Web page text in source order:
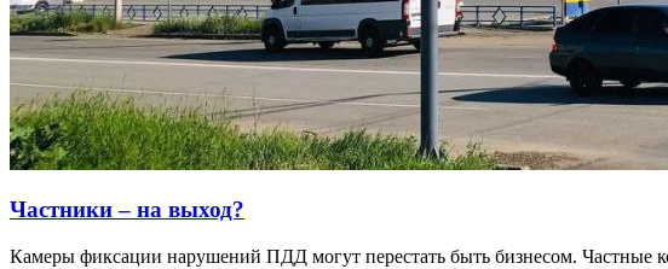
Частники – на выход?
Камеры фиксации нарушений ПДД могут перестать быть бизнесом. Частные